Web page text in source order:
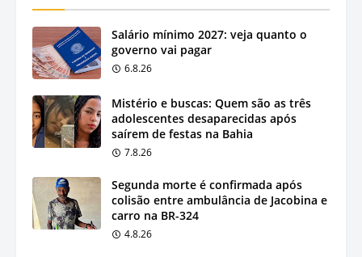
Salário mínimo 2027: veja quanto o
governo vai pagar
6.8.26
Mistério e buscas: Quem são as três
adolescentes desaparecidas após
saírem de festas na Bahia
7.8.26
Segunda morte é confirmada após
colisão entre ambulância de Jacobina e
carro na BR-324
4.8.26